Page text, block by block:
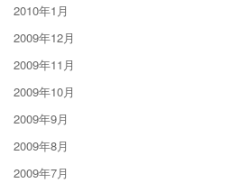
2010年1月
2009年12月
2009年11月
2009年10月
2009年9月
2009年8月
2009年7月